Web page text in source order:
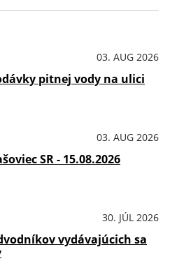
03. AUG 2026
pitnej vody na ulici
03. AUG 2026
SR - 15.08.2026
30. JÚL 2026
vydávajúcich sa